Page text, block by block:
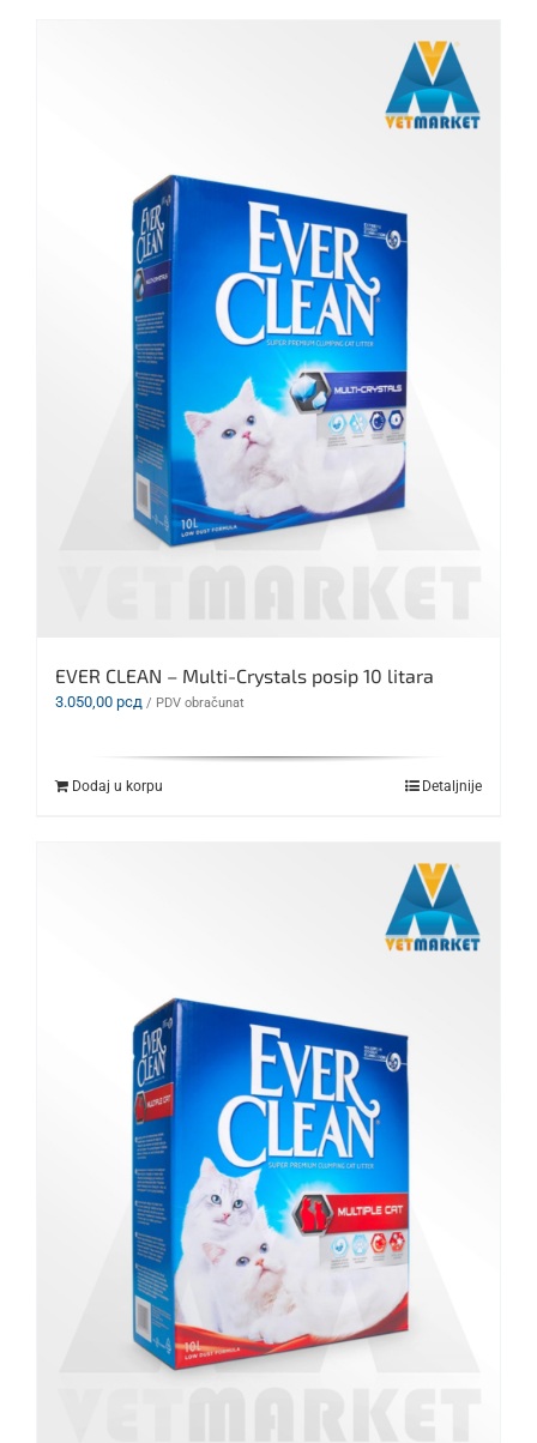
EVER CLEAN – Multi-Crystals posip 10 litara
3.050,00 рсд / PDV obračunat
Dodaj u korpu Detaljnije